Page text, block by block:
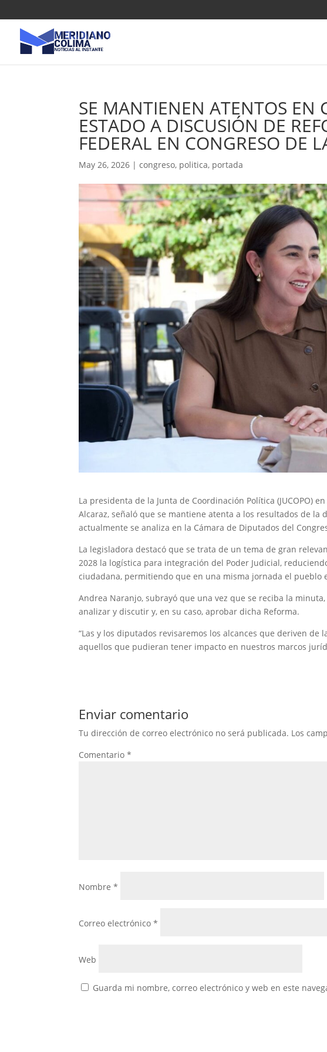
SE MANTIENEN ATENTOS EN
ESTADO A DISCUSIÓN DE
FEDERAL EN CONGRESO DE
May 26, 2026 |congreso, politica, portada
La presidenta de la Junta de Coordinación Política (JUCOPO)
Alcaraz, señaló que se mantiene atenta a los resultados de
actualmente se analiza en la Cámara de Diputados del
La legisladora destacó que se trata de un tema de gran
2028 la logística para integración del Poder Judicial,
ciudadana, permitiendo que en una misma jornada el pueblo
Andrea Naranjo, subrayó que una vez que se reciba la
analizar y discutir y, en su caso, aprobar dicha Reforma.
“Las y los diputados revisaremos los alcances que deriven
aquellos que pudieran tener impacto en nuestros marcos
Enviar comentario
Tu dirección de correo electrónico no será publicada. Los
Comentario*
Nombre*
Correo electrónico*
Web
Guarda mi nombre, correo electrónico y web en este